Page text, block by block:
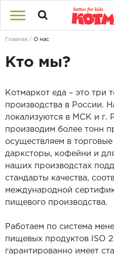
Главная О нас
Кто мы?
Котмаркот еда – это три
производства в России.
локализуются в МСК и г.
производим более тонн
осуществляем в
дарксторы, кофейни и
наших производстах
стандарты качества,
международной
пищевого производства.
Работаем по система
пищевых продуктов ISO
гарантированно имеет